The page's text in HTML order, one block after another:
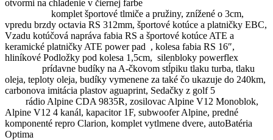
otvormi na chladenie v čiernej farbe
komplet športové tlmiče a pružiny, znížené o 3cm,
vpredu brzdy octavia RS 312mm, športové kotúce a platničky EBC,
Vzadu kotúčová napráva fabia RS a športové kotúce ATE a
keramické platničky ATE power pad , kolesa fabia RS 16″,
hliníkové Podložky pod kolesa 1,5cm, silenbloky powerflex
prídavne budíky na A-čkovom stĺpiku tlaku turba, tlaku
oleja, teploty oleja, budíky vymenene za také čo ukazuje do 240km,
carbonova imitácia plastov aguaprint, Sedačky z golf 5
rádio Alpine CDA 9835R, zosilovac Alpine V12 Monoblok,
Alpine V12 4 kanál, kapacitor 1F, subwoofer Alpine, predné
komponenté repro Clarion, komplet vytlmene dvere, autoBatéria
Optima